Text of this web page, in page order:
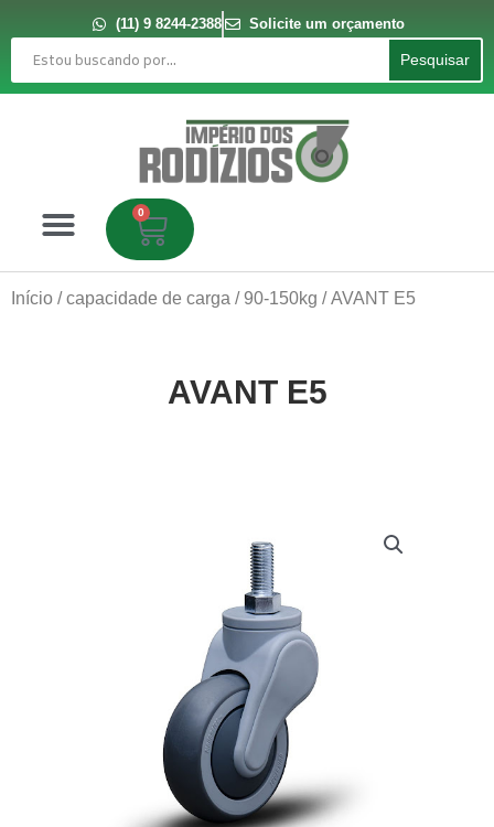
conteúdo
(11) 9 8244-2388
Solicite um orçamento
Pesquisar
Pesquisar
0
Carrinho
Início / capacidade de carga / 90-150kg / AVANT E5
AVANT E5